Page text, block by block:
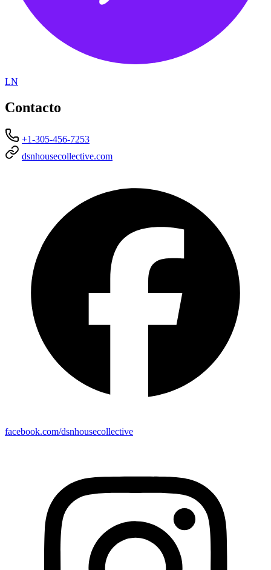
LN
Contacto
+1-305-456-7253
dsnhousecollective.com
facebook.com/dsnhousecollective